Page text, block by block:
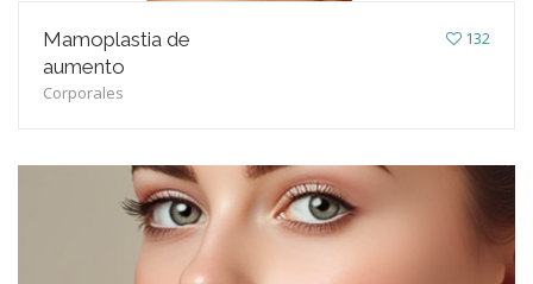
132
Mamoplastia de
aumento
Corporales